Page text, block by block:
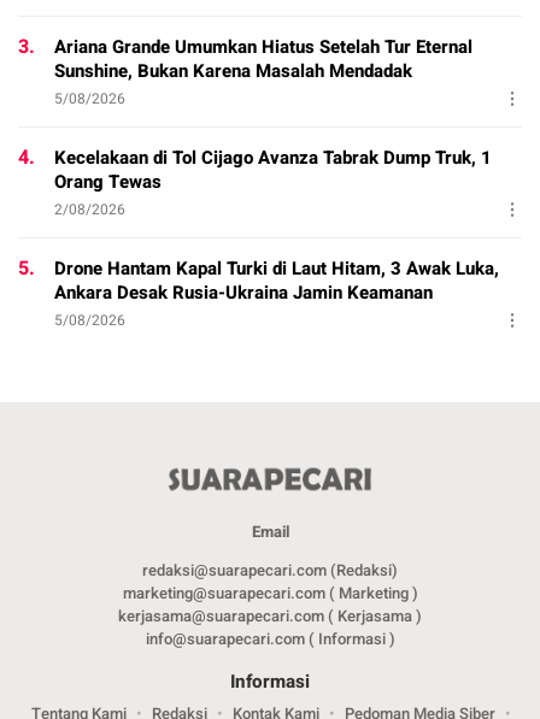
3.
Ariana Grande Umumkan Hiatus Setelah Tur Eternal
Sunshine, Bukan Karena Masalah Mendadak
5/08/2026
4.
Kecelakaan di Tol Cijago Avanza Tabrak Dump Truk, 1
Orang Tewas
2/08/2026
5.
Drone Hantam Kapal Turki di Laut Hitam, 3 Awak Luka,
Ankara Desak Rusia-Ukraina Jamin Keamanan
5/08/2026
Email
redaksi@suarapecari.com (Redaksi)
marketing@suarapecari.com ( Marketing )
kerjasama@suarapecari.com ( Kerjasama )
info@suarapecari.com ( Informasi )
Informasi
Tentang Kami Redaksi Kontak Kami Pedoman Media Siber